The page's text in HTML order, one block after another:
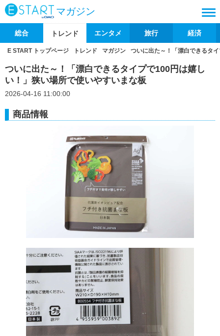
マガジン
総合 トレンド エンタメ 旅行 経済
E START トップページ トレンド マガジン ついに出た～！「漂白できるタ
ついに出た～！「漂白できるタイプで100円は嬉し
い！」狭い場所で使いやすいまな板
2026-04-16 11:00:00
商品情報